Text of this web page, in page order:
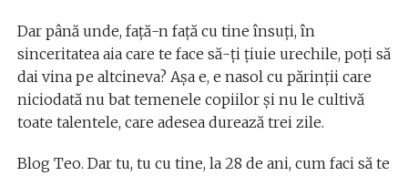
Dar până unde, față-n față cu tine însuți, în
sinceritatea aia care te face să-ți țiuie urechile, poți să
dai vina pe altcineva? Așa e, e nasol cu părinții care
niciodată nu bat temenele copiilor și nu le cultivă
toate talentele, care adesea durează trei zile.
Blog Teo. Dar tu, tu cu tine, la 28 de ani, cum faci să te